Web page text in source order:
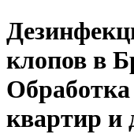
клопов в
квартир и